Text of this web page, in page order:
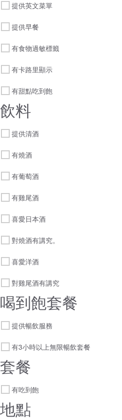
提供英文菜單
提供早餐
有食物過敏標籤
有卡路里顯示
有甜點吃到飽
飲料
提供清酒
有燒酒
有葡萄酒
有雞尾酒
喜愛日本酒
對燒酒有講究。
喜愛洋酒
對雞尾酒有講究
喝到飽套餐
提供暢飲服務
有3小時以上無限暢飲套餐
套餐
有吃到飽
地點